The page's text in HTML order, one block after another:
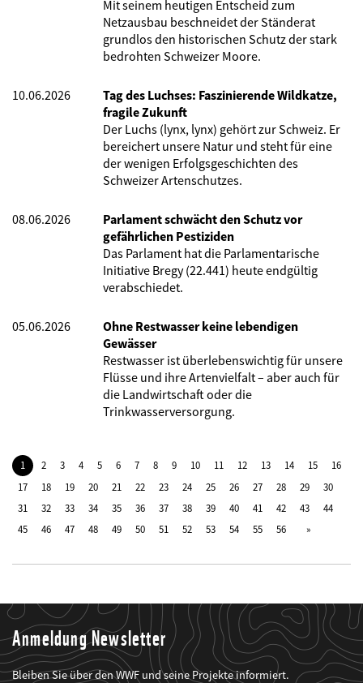
Mit seinem heutigen Entscheid zum
Netzausbau beschneidet der Ständerat
grundlos den historischen Schutz der stark
bedrohten Schweizer Moore.
10.06.2026
Tag des Luchses: Faszinierende Wildkatze,
fragile Zukunft
Der Luchs (lynx, lynx) gehört zur Schweiz. Er
bereichert unsere Natur und steht für eine
der wenigen Erfolgsgeschichten des
Schweizer Artenschutzes.
08.06.2026
Parlament schwächt den Schutz vor
gefährlichen Pestiziden
Das Parlament hat die Parlamentarische
Initiative Bregy (22.441) heute endgültig
verabschiedet.
05.06.2026
Ohne Restwasser keine lebendigen
Gewässer
Restwasser ist überlebenswichtig für unsere
Flüsse und ihre Artenvielfalt – aber auch für
die Landwirtschaft oder die
Trinkwasserversorgung.
1 2 3 4 5 6 7 8 9 10 11 12 13 14 15
16
17
18 19 20 21 22 23 24 25 26 27 28 29
30
31
32 33 34 35 36 37 38 39 40 41 42 43
44
45
46 47 48 49 50 51 52 53 54 55 56
Anmeldung Newsletter
Bleiben Sie über den WWF und seine Projekte informiert.